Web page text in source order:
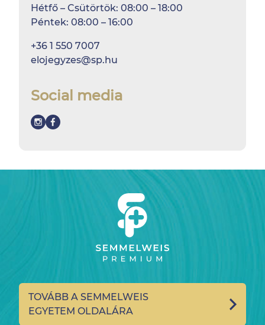
Hétfő – Csütörtök: 08:00 – 18:00
Péntek: 08:00 – 16:00
+36 1 550 7007
elojegyzes@sp.hu
Social media
TOVÁBB A SEMMELWEIS
EGYETEM OLDALÁRA